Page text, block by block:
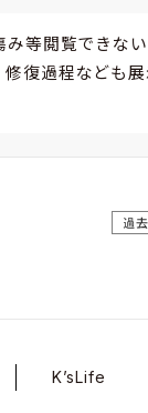
等閲覧できな
復過程なども展
K’sLife